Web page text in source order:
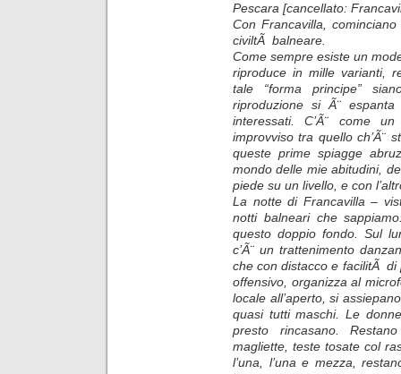
Pescara [cancellato:
Con Francavilla,
civiltÃ balneare.
Come sempre esiste un
riproduce in mille varianti,
tale “forma principe”
riproduzione si Ã¨
interessati. C’Ã¨ come
improvviso tra quello ch’Ã¨
queste prime spiagge
mondo delle mie abitudini,
piede su un livello, e con
La notte di Francavilla –
notti balneari che
questo doppio fondo. Sul
c’Ã¨ un trattenimento
che con distacco e facilitÃ
offensivo, organizza al
locale all’aperto, si
quasi tutti maschi. Le
presto rincasano.
magliette, teste tosate col
l’una, l’una e mezza,